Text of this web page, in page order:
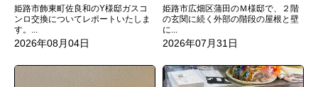
姫路市飾東町佐良和のY様邸ガスコ
ンロ交換についてレポートいたしま
す。...
2026年08月04日
姫路市広畑区蒲田のＭ様邸で、２階
の玄関に続く外部の階段の屋根と壁
に...
2026年07月31日